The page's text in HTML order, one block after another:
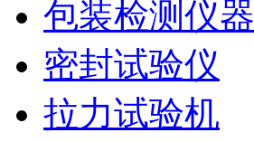
包装检测仪器
密封试验仪
拉力试验机